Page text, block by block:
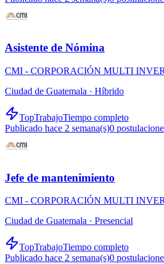
Asistente de Nómina
CMI - CORPORACIÓN MULTI
Ciudad de Guatemala · Híbrido
TopTrabajoTiempo completo
Publicado hace 2 semana(s)0
Jefe de mantenimiento
CMI - CORPORACIÓN MULTI
Ciudad de Guatemala · Presencial
TopTrabajoTiempo completo
Publicado hace 2 semana(s)0